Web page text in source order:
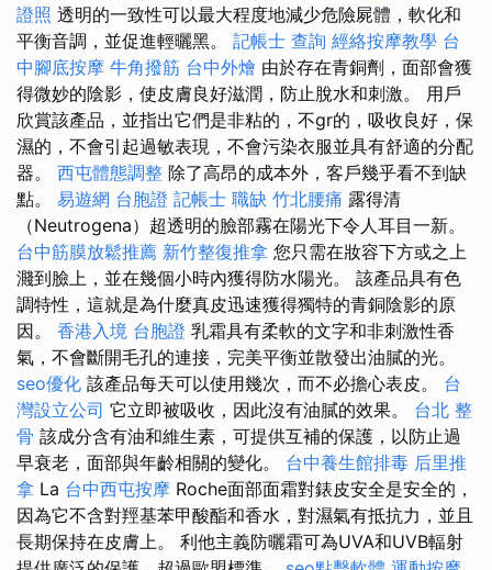
證照 透明的一致性可以最大程度地減少危險屍體，軟化和
平衡音調，並促進輕曬黑。 記帳士 查詢 經絡按摩教學 台
中腳底按摩 牛角撥筋 台中外燴 由於存在青銅劑，面部會獲
得微妙的陰影，使皮膚良好滋潤，防止脫水和刺激。 用戶
欣賞該產品，並指出它們是非粘的，不gr的，吸收良好，保
濕的，不會引起過敏表現，不會污染衣服並具有舒適的分配
器。 西屯體態調整 除了高昂的成本外，客戶幾乎看不到缺
點。 易遊網 台胞證 記帳士 職缺 竹北腰痛 露得清
（Neutrogena）超透明的臉部霧在陽光下令人耳目一新。
台中筋膜放鬆推薦 新竹整復推拿 您只需在妝容下方或之上
濺到臉上，並在幾個小時內獲得防水陽光。 該產品具有色
調特性，這就是為什麼真皮迅速獲得獨特的青銅陰影的原
因。 香港入境 台胞證 乳霜具有柔軟的文字和非刺激性香
氣，不會斷開毛孔的連接，完美平衡並散發出油膩的光。
seo優化 該產品每天可以使用幾次，而不必擔心表皮。 台
灣設立公司 它立即被吸收，因此沒有油膩的效果。 台北 整
骨 該成分含有油和維生素，可提供互補的保護，以防止過
早衰老，面部與年齡相關的變化。 台中養生館排毒 后里推
拿 La 台中西屯按摩 Roche面部面霜對錶皮安全是安全的，
因為它不含對羥基苯甲酸酯和香水，對濕氣有抵抗力，並且
長期保持在皮膚上。 利他主義防曬霜可為UVA和UVB輻射